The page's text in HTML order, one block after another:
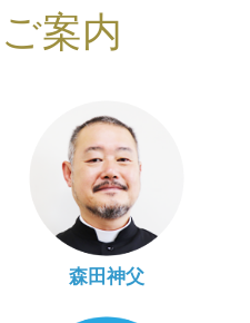
案内
森田神父